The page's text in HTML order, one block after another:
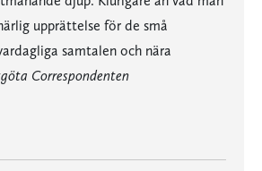
upprättelse för de små
samtalen och nära
Correspondenten